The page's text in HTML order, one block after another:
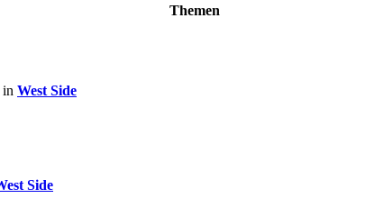
Themen
in West Side
Side